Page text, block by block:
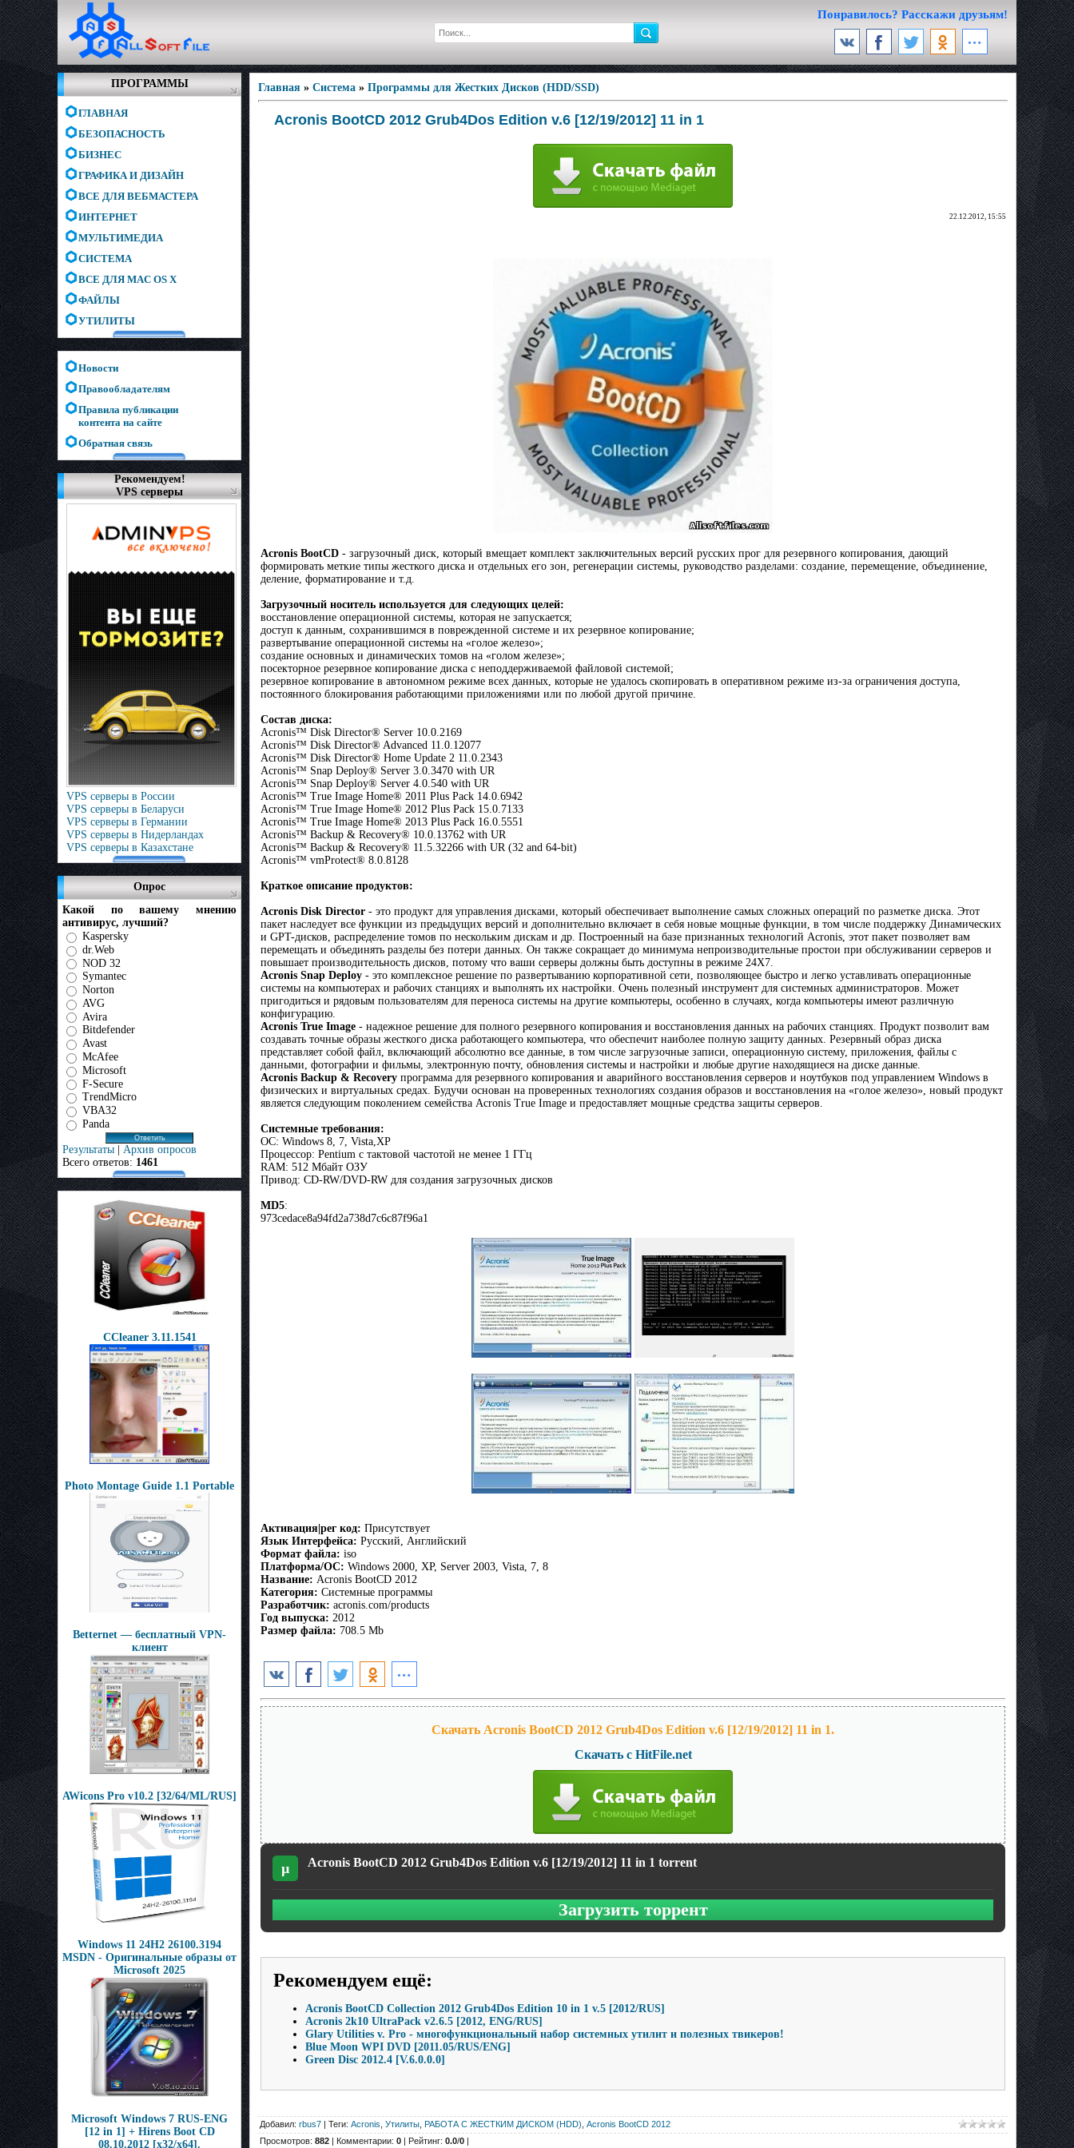
Понравилось? Расскажи друзьям!
ПРОГРАММЫ
ГЛАВНАЯ
БЕЗОПАСНОСТЬ
БИЗНЕС
ГРАФИКА И ДИЗАЙН
ВСЕ ДЛЯ ВЕБМАСТЕРА
ИНТЕРНЕТ
МУЛЬТИМЕДИА
СИСТЕМА
ВСЕ ДЛЯ MAC OS X
ФАЙЛЫ
УТИЛИТЫ
Новости
Правообладателям
Правила публикации
контента на сайте
Обратная связь
Рекомендуем!
VPS серверы
VPS серверы в России
VPS серверы в Беларуси
VPS серверы в Германии
VPS серверы в Нидерландах
VPS серверы в Казахстане
Опрос
Какой по вашему мнению
антивирус, лучший?
Kaspersky
dr.Web
NOD 32
Symantec
Norton
AVG
Avira
Bitdefender
Avast
McAfee
Microsoft
F-Secure
TrendMicro
VBA32
Panda
Результаты | Архив опросов
Всего ответов: 1461
CCleaner 3.11.1541
Photo Montage Guide 1.1 Portable
Betternet — бесплатный VPN-
клиент
AWicons Pro v10.2 [32/64/ML/RUS]
Windows 11 24H2 26100.3194
MSDN - Оригинальные образы от
Microsoft 2025
Microsoft Windows 7 RUS-ENG
[12 in 1] + Hirens Boot CD
08.10.2012 [х32/х64].
Главная » Система » Программы для Жестких Дисков (HDD/SSD)
Acronis BootCD 2012 Grub4Dos Edition v.6 [12/19/2012] 11 in 1
22.12.2012, 15:55
Acronis BootCD - загрузочный диск, который вмещает комплект заключительных версий русских прог для резервного копирования, дающий
формировать меткие типы жесткого диска и отдельных его зон, регенерации системы, руководство разделами: создание, перемещение, объединение,
деление, форматирование и т.д.
Загрузочный носитель используется для следующих целей:
восстановление операционной системы, которая не запускается;
доступ к данным, сохранившимся в поврежденной системе и их резервное копирование;
развертывание операционной системы на «голое железо»;
создание основных и динамических томов на «голом железе»;
посекторное резервное копирование диска с неподдерживаемой файловой системой;
резервное копирование в автономном режиме всех данных, которые не удалось скопировать в оперативном режиме из-за ограничения доступа,
постоянного блокирования работающими приложениями или по любой другой причине.
Состав диска:
Acronis™ Disk Director® Server 10.0.2169
Acronis™ Disk Director® Advanced 11.0.12077
Acronis™ Disk Director® Home Update 2 11.0.2343
Acronis™ Snap Deploy® Server 3.0.3470 with UR
Acronis™ Snap Deploy® Server 4.0.540 with UR
Acronis™ True Image Home® 2011 Plus Pack 14.0.6942
Acronis™ True Image Home® 2012 Plus Pack 15.0.7133
Acronis™ True Image Home® 2013 Plus Pack 16.0.5551
Acronis™ Backup & Recovery® 10.0.13762 with UR
Acronis™ Backup & Recovery® 11.5.32266 with UR (32 and 64-bit)
Acronis™ vmProtect® 8.0.8128
Краткое описание продуктов:
Acronis Disk Director - это продукт для управления дисками, который обеспечивает выполнение самых сложных операций по разметке диска. Этот
пакет наследует все функции из предыдущих версий и дополнительно включает в себя новые мощные функции, в том числе поддержку Динамических
и GPT-дисков, распределение томов по нескольким дискам и др. Построенный на базе признанных технологий Acronis, этот пакет позволяет вам
перемещать и объединять разделы без потери данных. Он также сокращает до минимума непроизводительные простои при обслуживании серверов и
повышает производительность дисков, потому что ваши серверы должны быть доступны в режиме 24X7.
Acronis Snap Deploy - это комплексное решение по развертыванию корпоративной сети, позволяющее быстро и легко уставливать операционные
системы на компьютерах и рабочих станциях и выполнять их настройки. Очень полезный инструмент для системных администраторов. Может
пригодиться и рядовым пользователям для переноса системы на другие компьютеры, особенно в случаях, когда компьютеры имеют различную
конфигурацию.
Acronis True Image - надежное решение для полного резервного копирования и восстановления данных на рабочих станциях. Продукт позволит вам
создавать точные образы жесткого диска работающего компьютера, что обеспечит наиболее полную защиту данных. Резервный образ диска
представляет собой файл, включающий абсолютно все данные, в том числе загрузочные записи, операционную систему, приложения, файлы с
данными, фотографии и фильмы, электронную почту, обновления системы и настройки и любые другие находящиеся на диске данные.
Acronis Backup & Recovery программа для резервного копирования и аварийного восстановления серверов и ноутбуков под управлением Windows в
физических и виртуальных средах. Будучи основан на проверенных технологиях создания образов и восстановления на «голое железо», новый продукт
является следующим поколением семейства Acronis True Image и предоставляет мощные средства защиты серверов.
Системные требования:
ОС: Windows 8, 7, Vista,XP
Процессор: Pentium с тактовой частотой не менее 1 ГГц
RAM: 512 Мбайт ОЗУ
Привод: CD-RW/DVD-RW для создания загрузочных дисков
MD5:
973cedace8a94fd2a738d7c6c87f96a1
Активация|рег код: Присутствует
Язык Интерфейса: Русский, Английский
Формат файла: iso
Платформа/ОС: Windows 2000, XP, Server 2003, Vista, 7, 8
Название: Acronis BootCD 2012
Категория: Системные программы
Разработчик: acronis.com/products
Год выпуска: 2012
Размер файла: 708.5 Mb
Скачать Acronis BootCD 2012 Grub4Dos Edition v.6 [12/19/2012] 11 in 1.
Скачать с HitFile.net
µ Acronis BootCD 2012 Grub4Dos Edition v.6 [12/19/2012] 11 in 1 torrent
Загрузить торрент
Рекомендуем ещё:
Acronis BootCD Collection 2012 Grub4Dos Edition 10 in 1 v.5 [2012/RUS]
Acronis 2k10 UltraPack v2.6.5 [2012, ENG/RUS]
Glary Utilities v. Pro - многофункциональный набор системных утилит и полезных твикеров!
Blue Moon WPI DVD [2011.05/RUS/ENG]
Green Disc 2012.4 [V.6.0.0.0]
Добавил: rbus7 | Теги: Acronis Утилиты РАБОТА С ЖЕСТКИМ ДИСКОМ (HDD) Acronis BootCD 2012
Просмотров: 882 | Комментарии: 0 | Рейтинг: 0.0/0 |